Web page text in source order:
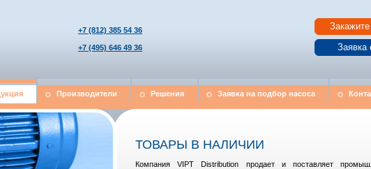
+7 (812) 385 54 36
+7 (495) 646 49 36
Закажите
Заявка
Производители Решения Заявка на подбор насоса
ТОВАРЫ В НАЛИЧИИ
Компания VIPT Distribution продает и поставляет